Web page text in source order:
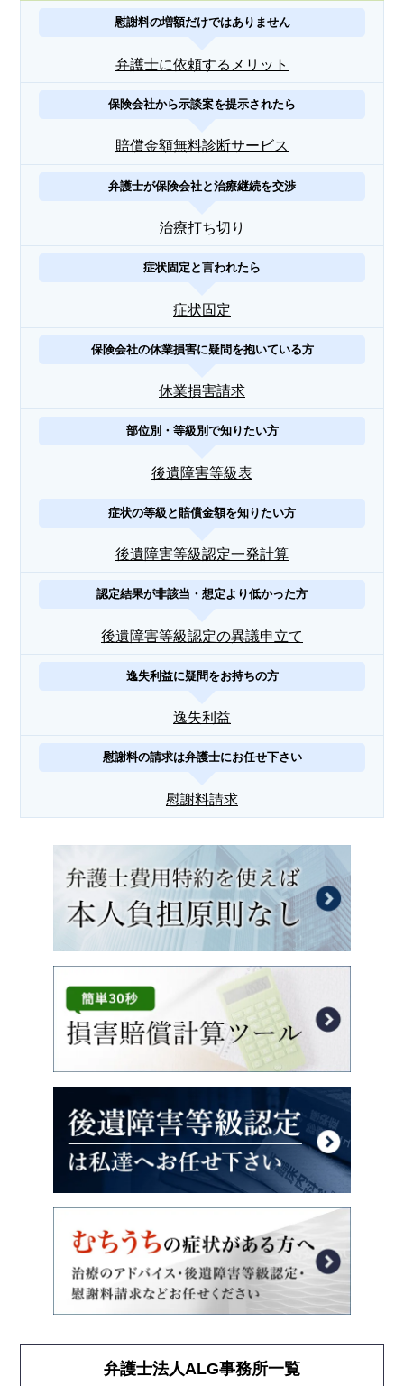
慰謝料の増額だけではありません
弁護士に依頼するメリット
保険会社から示談案を提示されたら
賠償金額無料診断サービス
弁護士が保険会社と治療継続を交渉
治療打ち切り
症状固定と言われたら
症状固定
保険会社の休業損害に疑問を抱いている方
休業損害請求
部位別・等級別で知りたい方
後遺障害等級表
症状の等級と賠償金額を知りたい方
後遺障害等級認定一発計算
認定結果が非該当・想定より低かった方
後遺障害等級認定の異議申立て
逸失利益に疑問をお持ちの方
逸失利益
慰謝料の請求は弁護士にお任せ下さい
慰謝料請求
弁護士法人ALG事務所一覧